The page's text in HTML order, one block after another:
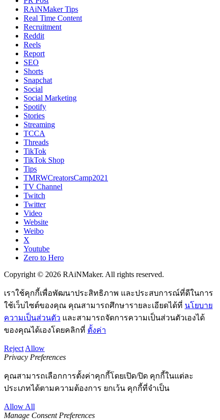
RAiNMaker Tips
Real Time Content
Recruitment
Reddit
Reels
Report
SEO
Shorts
Snapchat
Social
Social Marketing
Spotify
Stories
Streaming
TCCA
Threads
TikTok
TikTok Shop
Tips
TMRWCreatorsCamp2021
TV Channel
Twitch
Twitter
Video
Website
Weibo
X
Youtube
Zero to Hero
Copyright © 2026 RAiNMaker. All rights reserved.
เราใช้คุกกี้เพื่อพัฒนาประสิทธิภาพ และประสบการณ์ที่ดีในการ
ใช้เว็บไซต์ของคุณ คุณสามารถศึกษารายละเอียดได้ที่ นโยบาย
ความเป็นส่วนตัว และสามารถจัดการความเป็นส่วนตัวเองได้
ของคุณได้เองโดยคลิกที่ ตั้งค่า
Reject Allow
Privacy Preferences
คุณสามารถเลือกการตั้งค่าคุกกี้โดยเปิด/ปิด คุกกี้ในแต่ละ
ประเภทได้ตามความต้องการ ยกเว้น คุกกี้ที่จำเป็น
Allow All
Manage Consent Preferences